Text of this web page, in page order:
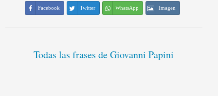
Facebook Twitter WhatsApp Imagen
Todas las frases de Giovanni Papini